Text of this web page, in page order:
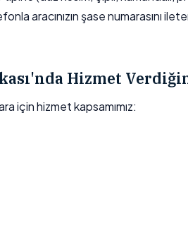
aracınızın şase numarasını
Hizmet
için hizmet kapsamımız: